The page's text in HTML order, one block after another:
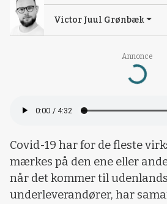
Annonce
Loading...
Victor Juul Grønbæk
Covid-19 har for de fleste
mærkes på den ene eller
når det kommer til
underleverandører, har